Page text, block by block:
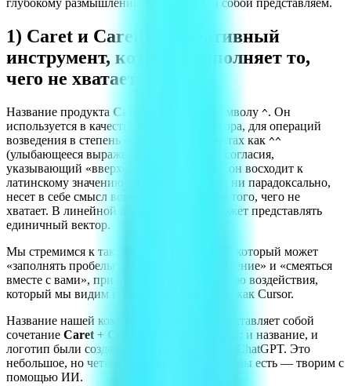
1) Caret и Caretive: креативный
инструмент, который заполняет то,
чего не хватает
Название продукта Caret относится к символу ^. Он
используется в качестве текстового курсора, для операций
возведения в степень и даже в онлайн-чатах как ^^
(улыбающееся выражение) или как знак согласия,
указывающий «вверх». Этимологически он восходит к
латинскому значению
— и, как ни парадоксально,
несет в себе смысл вставки и заполнения того, чего не
хватает. В линейной алгебре он также может представлять
единичный вектор.
Мы стремимся к такому инструменту ИИ, который может
«заполнять пробелы», «указывать направление» и «смеяться
вместе с вами», при этом стремясь к уровню воздействия,
который мы видим в таких инструментах, как Cursor.
Название нашей компании,
, представляет собой
сочетание Caret + Creative
. Забавный факт: и название, и
логотип были созданы в сотрудничестве с ChatGPT. Это
небольшое, но четкое отражение того, кто мы есть — творим с
помощью ИИ.